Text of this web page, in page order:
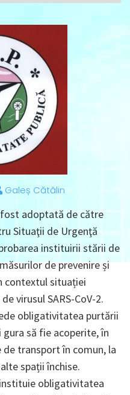
Galeș Cătălin
adoptată de către
Situaţii de Urgenţă
instituirii stării de
de prevenire și
contextul situației
virusul SARS-CoV-2.
obligativitatea purtării
să fie acoperite, în
transport în comun, la
spații închise.
obligativitatea